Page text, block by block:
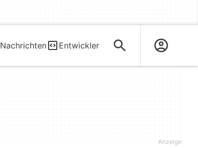
Nachrichten Entwickler